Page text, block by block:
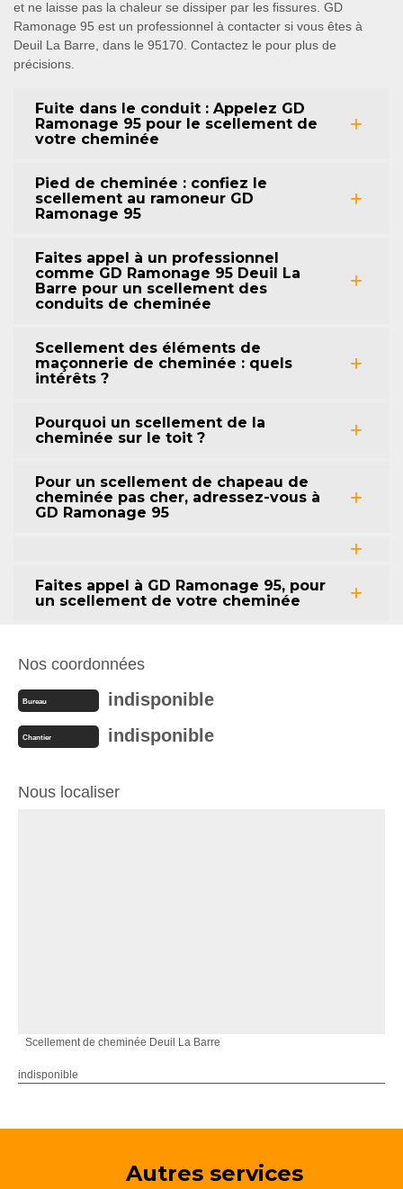
et ne laisse pas la chaleur se dissiper par les fissures. GD
Ramonage 95 est un professionnel à contacter si vous êtes à
Deuil La Barre, dans le 95170. Contactez le pour plus de
précisions.
Fuite dans le conduit : Appelez GD
Ramonage 95 pour le scellement de
votre cheminée
Pied de cheminée : confiez le
scellement au ramoneur GD
Ramonage 95
Faites appel à un professionnel
comme GD Ramonage 95 Deuil La
Barre pour un scellement des
conduits de cheminée
Scellement des éléments de
maçonnerie de cheminée : quels
intérêts ?
Pourquoi un scellement de la
cheminée sur le toit ?
Pour un scellement de chapeau de
cheminée pas cher, adressez-vous à
GD Ramonage 95
Faites appel à GD Ramonage 95, pour
un scellement de votre cheminée
Nos coordonnées
Bureau indisponible
Chantier indisponible
Nous localiser
Scellement de cheminée Deuil La Barre
indisponible
Autres services